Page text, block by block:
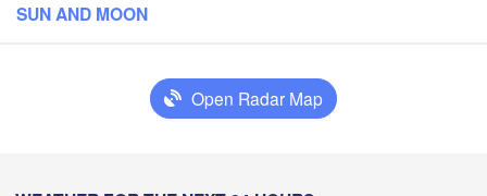
SUN AND MOON
Open Radar Map
Klaipėda
Šiauliai